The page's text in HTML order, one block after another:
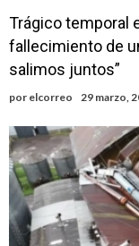
Trágico temporal
fallecimiento de
salimos juntos”
por elcorreo 29 marzo,